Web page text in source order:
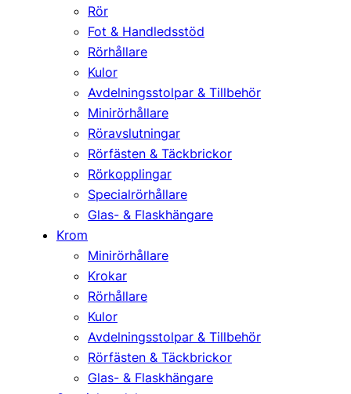
Rör
Fot & Handledsstöd
Rörhållare
Kulor
Avdelningsstolpar & Tillbehör
Minirörhållare
Röravslutningar
Rörfästen & Täckbrickor
Rörkopplingar
Specialrörhållare
Glas- & Flaskhängare
Krom
Minirörhållare
Krokar
Rörhållare
Kulor
Avdelningsstolpar & Tillbehör
Rörfästen & Täckbrickor
Glas- & Flaskhängare